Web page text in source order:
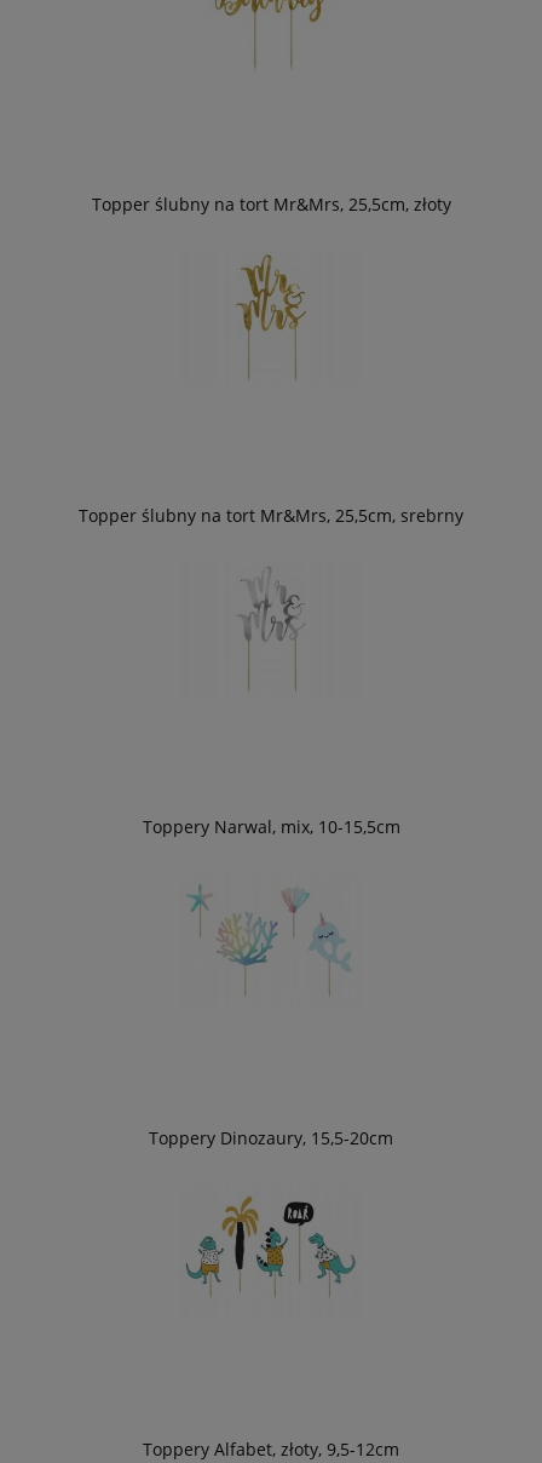
Topper ślubny na tort Mr&Mrs, 25,5cm, złoty
Topper ślubny na tort Mr&Mrs, 25,5cm, srebrny
Toppery Narwal, mix, 10-15,5cm
Toppery Dinozaury, 15,5-20cm
Toppery Alfabet, złoty, 9,5-12cm